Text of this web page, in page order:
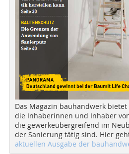
Das Magazin bauhandwerk
die Inhaberinnen und Inhaber
die gewerkeübergreifend im
der Sanierung tätig sind. Hier
aktuellen Ausgabe der